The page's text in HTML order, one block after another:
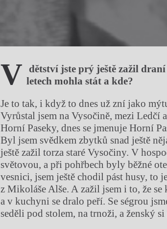
V
dětství jste prý ještě zažil
letech mohla stát a kde?
Je to tak, i když to dnes už zní jako
Vyrůstal jsem na Vysočině, mezi Ledčí
Horní Paseky, dnes se jmenuje Horní
Byl jsem svědkem zbytků snad ještě
ještě zažil torza staré Vysočiny. V
světovou, a při pohřbech byly běžné
vesnici, jsem ještě chodil pást husy, to
z Mikoláše Alše. A zažil jsem i to, že
a v kuchyni se dralo peří. Se ségrou
seděli pod stolem, na trnoži, a ženský